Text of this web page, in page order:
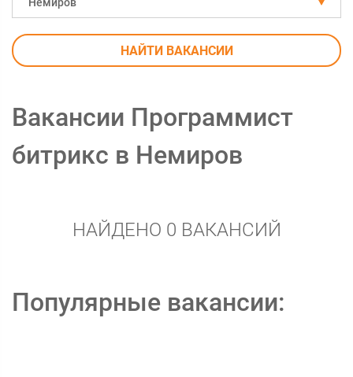
НАЙТИ ВАКАНСИИ
Вакансии Программист
битрикс в Немиров
НАЙДЕНО 0 ВАКАНСИЙ
Популярные вакансии: